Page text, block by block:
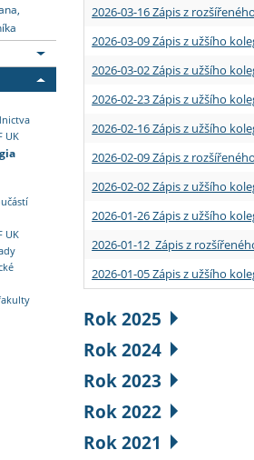
UK
UK
2026-03-16 Zápis z
2026-03-09 Zápis z užšího
2026-03-02 Zápis z užšího
2026-02-23 Zápis z užšího
2026-02-16 Zápis z užšího
2026-02-09 Zápis z
2026-02-02 Zápis z užšího
2026-01-26 Zápis z užšího
2026-01-12 Zápis z
2026-01-05 Zápis z užšího
Rok 2025
Rok 2024
Rok 2023
Rok 2022
Rok 2021